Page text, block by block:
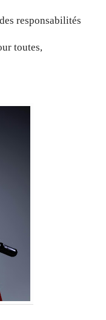
responsabilités
toutes,